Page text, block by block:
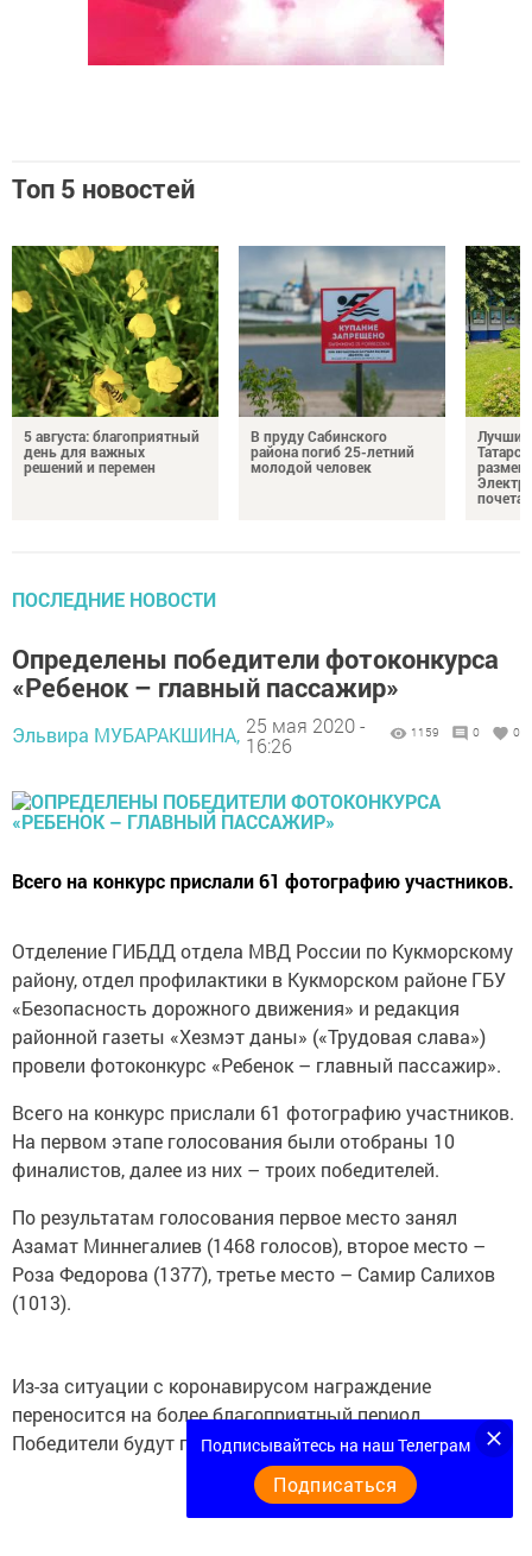
Топ 5 новостей
5 августа: благоприятный
день для важных
решений и перемен
В пруду Сабинского
района погиб 25-летний
молодой человек
Лучших
почета
ПОСЛЕДНИЕ НОВОСТИ
Определены победители фотоконкурса
«Ребенок – главный пассажир»
Эльвира МУБАРАКШИНА, 25 мая 2020 -
16:26
1159 0 0
Всего на конкурс прислали 61 фотографию участников.
Отделение ГИБДД отдела МВД России по Кукморскому
району, отдел профилактики в Кукморском районе ГБУ
«Безопасность дорожного движения» и редакция
районной газеты «Хезмэт даны» («Трудовая слава»)
провели фотоконкурс «Ребенок – главный пассажир».
Всего на конкурс прислали 61 фотографию участников.
На первом этапе голосования были отобраны 10
финалистов, далее из них – троих победителей.
По результатам голосования первое место занял
Азамат Миннегалиев (1468 голосов), второе место –
Роза Федорова (1377), третье место – Самир Салихов
(1013).
Из-за ситуации с коронавирусом награждение
переносится на более благоприятный период.
Победители будут проинформированы заранее.
Подписывайтесь на наш Телеграм
Подписаться